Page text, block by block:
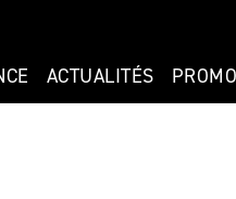
ACTUALITÉS